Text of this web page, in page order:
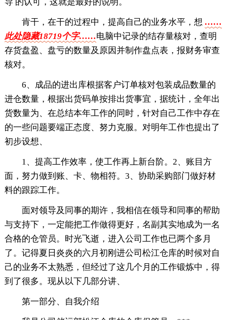
肯干，在干的过程中，提高自己的业务水平，想 ……
此处隐藏18719个字……电脑中记录的结存量核对，查明
存货盘盈、盘亏的数量及原因并制作盘点表，报财务审查
核对。
6、成品的进出库根据客户订单核对包装成品数量的
进仓数量，根据出货码单按排出货事宜，据统计，全年出
货数量为、在总结本年工作的同时，针对自己工作中存在
的一些问题要端正态度、努力克服。对明年工作也提出了
初步设想、
1、提高工作效率，使工作再上新台阶。2、账目方
面，努力做到账、卡、物相符。3、协助采购部门做好材
料的跟踪工作。
面对领导及同事的期许，我相信在领导和同事的帮助
与支持下，一定能把工作做得更好，名副其实地成为一名
合格的仓管员。时光飞逝，进入公司工作也已两个多月
了。记得夏日炎炎的六月初刚进公司松江仓库的时候对自
己的业务不太熟悉，但经过了这几个月的工作锻炼中，得
到了很多。现从以下几部分讲、
第一部分、自我介绍